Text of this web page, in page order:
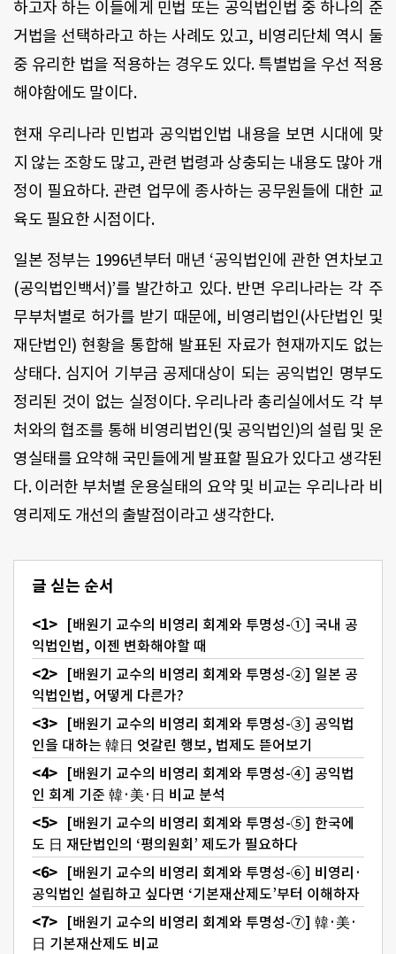
하고자 하는 이들에게 민법 또는 공익법인법 중 하나의 준
거법을 선택하라고 하는 사례도 있고, 비영리단체 역시 둘
중 유리한 법을 적용하는 경우도 있다. 특별법을 우선 적용
해야함에도 말이다.
현재 우리나라 민법과 공익법인법 내용을 보면 시대에 맞
지 않는 조항도 많고, 관련 법령과 상충되는 내용도 많아 개
정이 필요하다. 관련 업무에 종사하는 공무원들에 대한 교
육도 필요한 시점이다.
일본 정부는 1996년부터 매년 ‘공익법인에 관한 연차보고
(공익법인백서)’를 발간하고 있다. 반면 우리나라는 각 주
무부처별로 허가를 받기 때문에, 비영리법인(사단법인 및
재단법인) 현황을 통합해 발표된 자료가 현재까지도 없는
상태다. 심지어 기부금 공제대상이 되는 공익법인 명부도
정리된 것이 없는 실정이다. 우리나라 총리실에서도 각 부
처와의 협조를 통해 비영리법인(및 공익법인)의 설립 및 운
영실태를 요약해 국민들에게 발표할 필요가 있다고 생각된
다. 이러한 부처별 운용실태의 요약 및 비교는 우리나라 비
영리제도 개선의 출발점이라고 생각한다.
글 싣는 순서
[배원기 교수의 비영리 회계와 투명성-①] 국내 공
익법인법, 이젠 변화해야할 때
[배원기 교수의 비영리 회계와 투명성-②] 일본 공
익법인법, 어떻게 다른가?
[배원기 교수의 비영리 회계와 투명성-③] 공익법
인을 대하는 韓日 엇갈린 행보, 법제도 뜯어보기
[배원기 교수의 비영리 회계와 투명성-④] 공익법
인 회계 기준 韓·美·日 비교 분석
[배원기 교수의 비영리 회계와 투명성-⑤] 한국에
도 日 재단법인의 ‘평의원회’ 제도가 필요하다
[배원기 교수의 비영리 회계와 투명성-⑥] 비영리·
공익법인 설립하고 싶다면 ‘기본재산제도’부터 이해하자
[배원기 교수의 비영리 회계와 투명성-⑦] 韓·美·
日 기본재산제도 비교